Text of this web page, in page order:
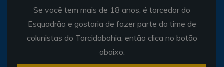
Se você tem mais de 18 anos, é torcedor do
Esquadrão e gostaria de fazer parte do time de
colunistas do Torcidabahia, então clica no botão
abaixo.